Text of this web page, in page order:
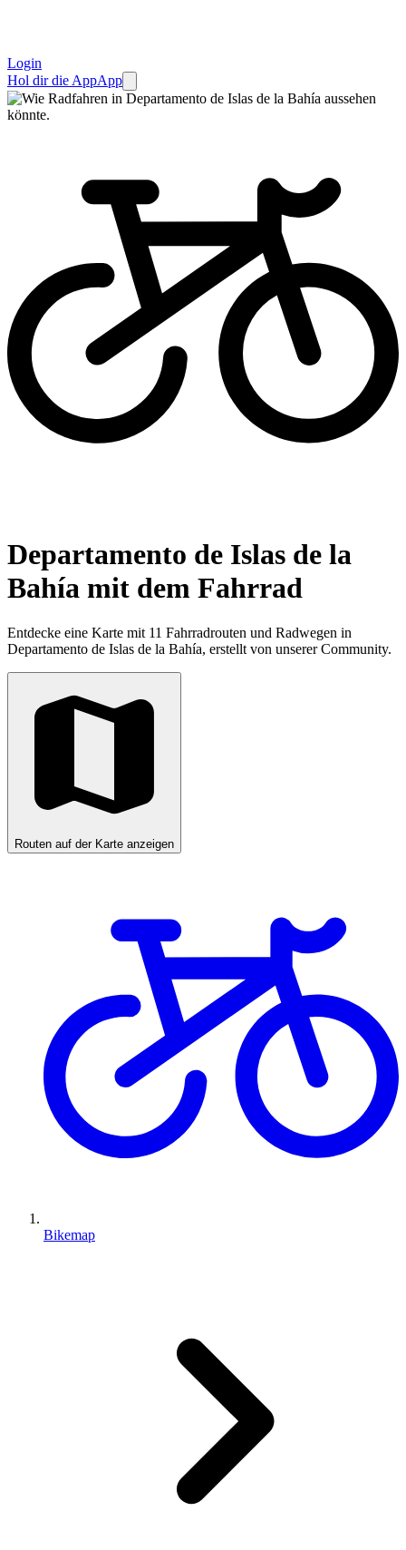
Login
Hol dir die AppApp
Departamento de Islas de la
Bahía mit dem Fahrrad
Entdecke eine Karte mit 11 Fahrradrouten und Radwegen in
Departamento de Islas de la Bahía, erstellt von unserer Community.
Routen auf der Karte anzeigen
Bikemap